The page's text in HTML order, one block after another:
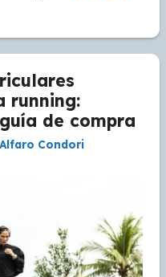
running:
de compra
Condori